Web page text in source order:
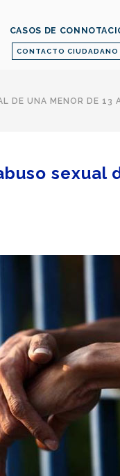
CONTACTO CIUDADANO
CASOS DE
DE UNA MENOR DE 13
sexual